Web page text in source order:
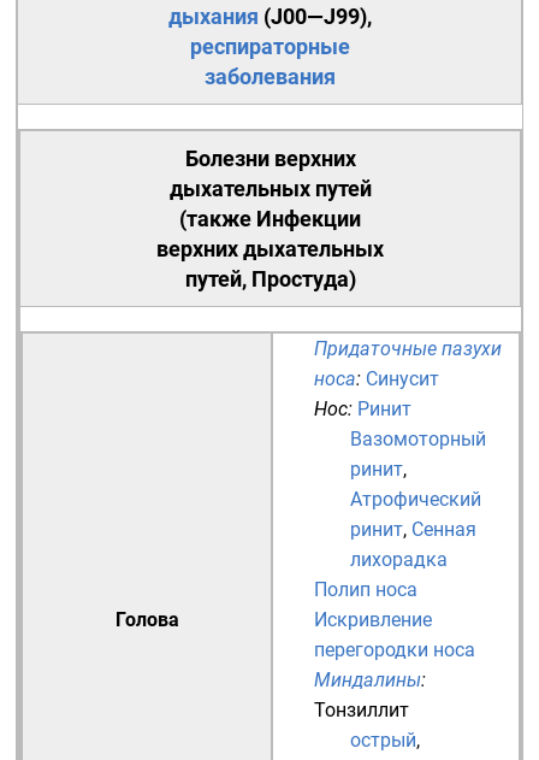
дыхания (J00—J99),
респираторные
заболевания
Болезни верхних
дыхательных путей
(также Инфекции
верхних дыхательных
путей, Простуда)
Голова
Придаточные пазухи
носа: Синусит
Нос: Ринит
Вазомоторный
ринит,
Атрофический
ринит, Сенная
лихорадка
Полип носа
Искривление
перегородки носа
Миндалины:
Тонзиллит
острый,